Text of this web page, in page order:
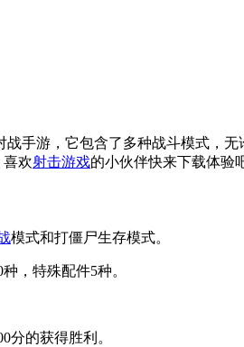
手游，它包含了多种战斗模式，
欢射击游戏的小伙伴快来下载体验
模式和打僵尸生存模式。
，特殊配件5种。
的获得胜利。